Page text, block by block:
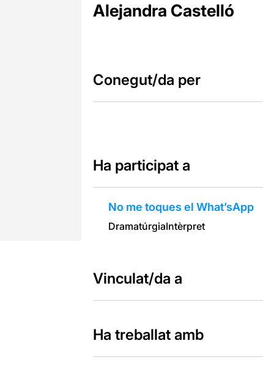
Alejandra Castelló
Conegut/da per
Ha participat a
No me toques el What’sApp
DramatúrgiaIntèrpret
Vinculat/da a
Ha treballat amb